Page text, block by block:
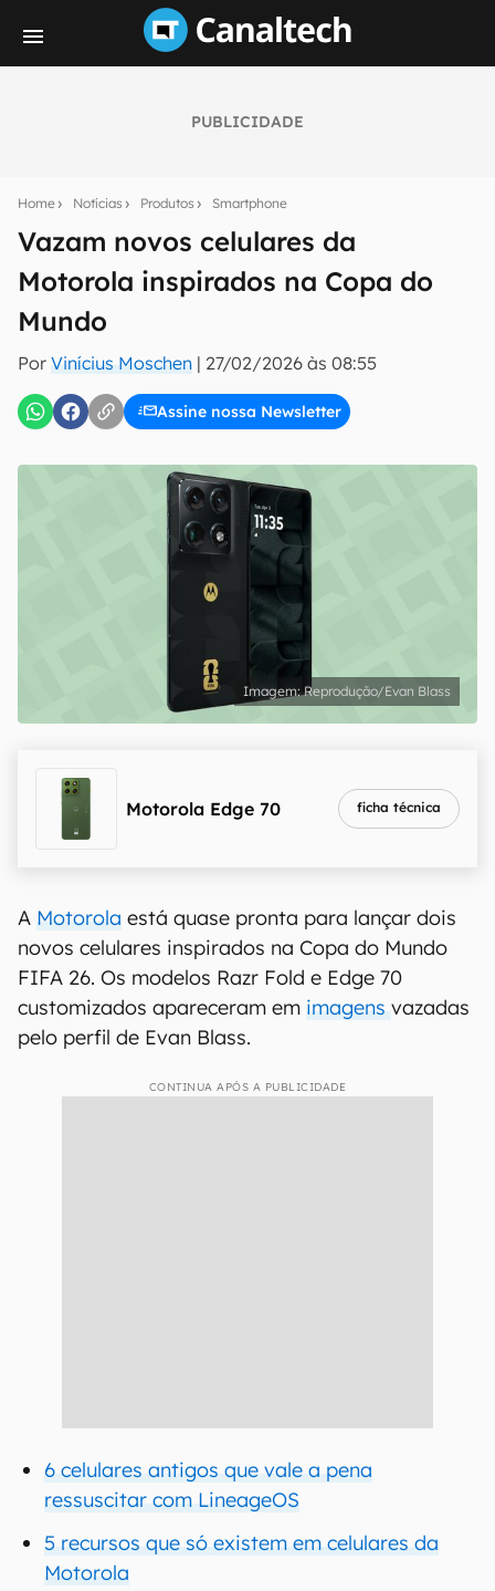
PUBLICIDADE
Home Notícias Produtos Smartphone
Vazam novos celulares da
Motorola inspirados na Copa do
Mundo
Por Vinícius Moschen | 27/02/2026 às 08:55
Assine nossa Newsletter
notícias e reviews sobre tecnologia em primeira
E-mail
inscreva-se
Uso e Política de Privacidade do Canaltech.
Reprodução/Evan Blass
Motorola Edge 70 ficha técnica
A Motorola está quase pronta para lançar dois
novos celulares inspirados na Copa do Mundo
FIFA 26. Os modelos Razr Fold e Edge 70
customizados apareceram em imagens vazadas
pelo perfil de Evan Blass.
CONTINUA APÓS A PUBLICIDADE
6 celulares antigos que vale a pena
ressuscitar com LineageOS
5 recursos que só existem em celulares da
Motorola